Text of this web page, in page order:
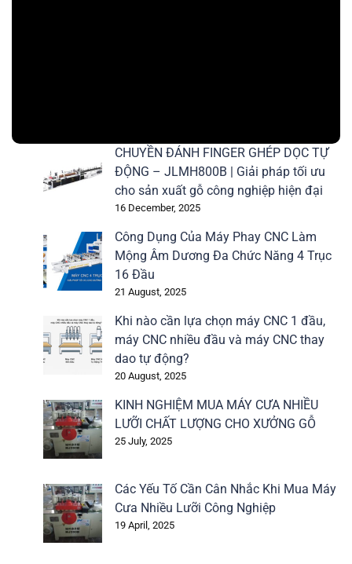
CHUYỀN ĐÁNH FINGER GHÉP DỌC TỰ
ĐỘNG – JLMH800B | Giải pháp tối ưu
cho sản xuất gỗ công nghiệp hiện đại
16 December, 2025
Công Dụng Của Máy Phay CNC Làm
Mộng Âm Dương Đa Chức Năng 4 Trục
16 Đầu
21 August, 2025
Khi nào cần lựa chọn máy CNC 1 đầu,
máy CNC nhiều đầu và máy CNC thay
dao tự động?
20 August, 2025
KINH NGHIỆM MUA MÁY CƯA NHIỀU
LƯỠI CHẤT LƯỢNG CHO XƯỞNG GỖ
25 July, 2025
Các Yếu Tố Cần Cân Nhắc Khi Mua Máy
Cưa Nhiều Lưỡi Công Nghiệp
19 April, 2025